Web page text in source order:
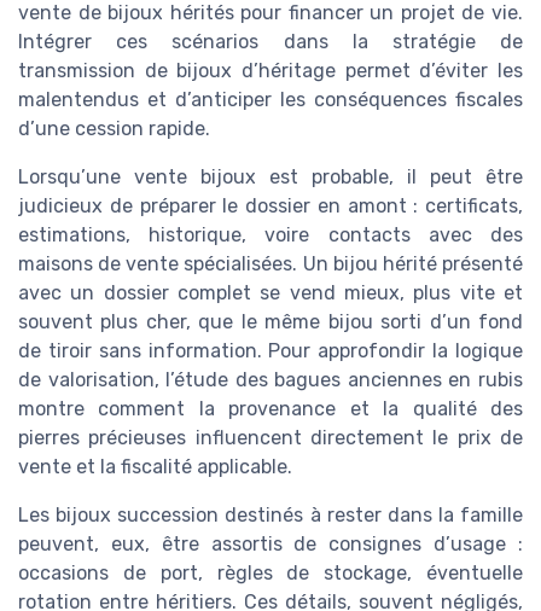
vente de bijoux hérités pour financer un projet de vie.
Intégrer ces scénarios dans la stratégie de
transmission de bijoux d’héritage permet d’éviter les
malentendus et d’anticiper les conséquences fiscales
d’une cession rapide.
Lorsqu’une vente bijoux est probable, il peut être
judicieux de préparer le dossier en amont : certificats,
estimations, historique, voire contacts avec des
maisons de vente spécialisées. Un bijou hérité présenté
avec un dossier complet se vend mieux, plus vite et
souvent plus cher, que le même bijou sorti d’un fond
de tiroir sans information. Pour approfondir la logique
de valorisation, l’étude des bagues anciennes en rubis
montre comment la provenance et la qualité des
pierres précieuses influencent directement le prix de
vente et la fiscalité applicable.
Les bijoux succession destinés à rester dans la famille
peuvent, eux, être assortis de consignes d’usage :
occasions de port, règles de stockage, éventuelle
rotation entre héritiers. Ces détails, souvent négligés,